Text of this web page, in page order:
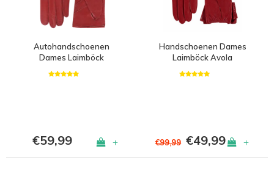
Autohandschoenen
Dames Laimböck
€59,99 +
Handschoenen Dames
Laimböck Avola
€99,99 €49,99 +